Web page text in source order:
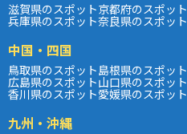
滋賀県のスポット京都府のスポット
兵庫県のスポット奈良県のスポット
中国・四国
鳥取県のスポット島根県のスポット
広島県のスポット山口県のスポット
香川県のスポット愛媛県のスポット
九州・沖縄